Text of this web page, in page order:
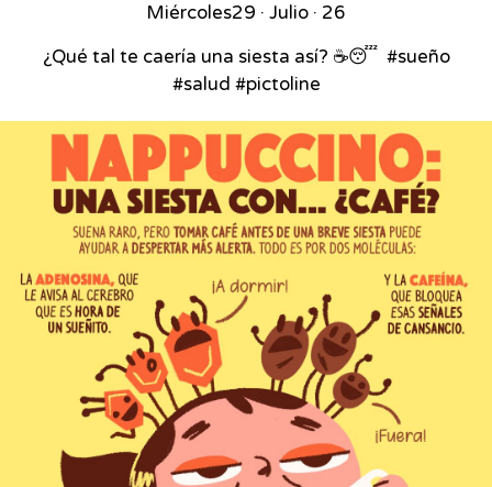
Miércoles29 · Julio · 26
¿Qué tal te caería una siesta así? ☕😴⁣ ⁣ #sueño
#salud #pictoline